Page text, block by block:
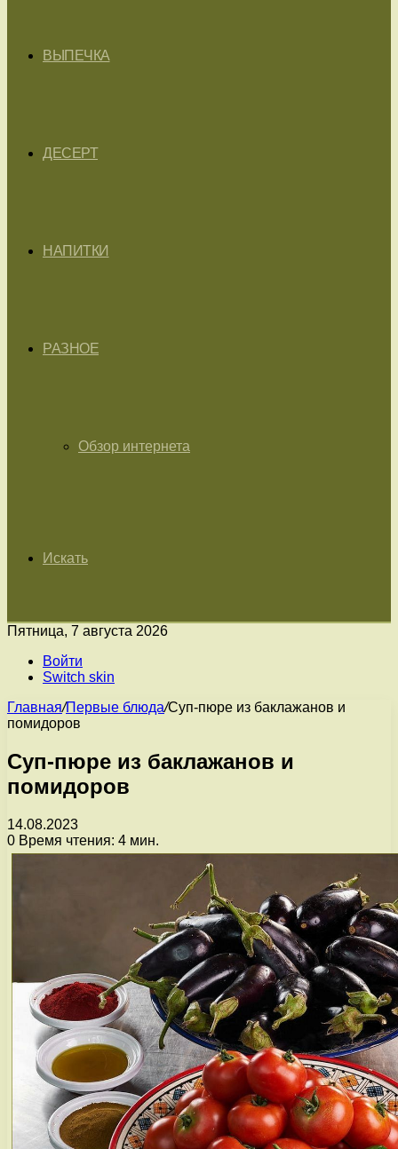
ВЫПЕЧКА
ДЕСЕРТ
НАПИТКИ
РАЗНОЕ
Обзор интернета
Искать
Пятница, 7 августа 2026
Войти
Switch skin
Главная/Первые блюда/Суп-пюре из баклажанов и
помидоров
Суп-пюре из баклажанов и
помидоров
14.08.2023
0 Время чтения: 4 мин.